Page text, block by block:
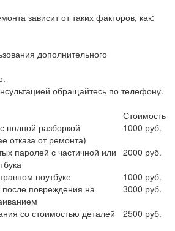
зависит от таких факторов, как:
дополнительного
обращайтесь по телефону.
Стоимость
полной разборкой
отказа от ремонта)
1000 руб.
паролей с частичной или 2000 руб.
ноутбуке
1000 руб.
после повреждения на
3000 руб.
со стоимостью деталей
2500 руб.